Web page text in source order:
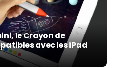
le Crayon de
avec les iPad